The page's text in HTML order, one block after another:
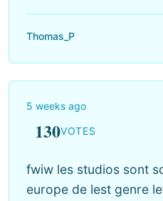
Thomas_P
5 weeks ago
130VOTES
fwiw les studios sont
europe de lest genre